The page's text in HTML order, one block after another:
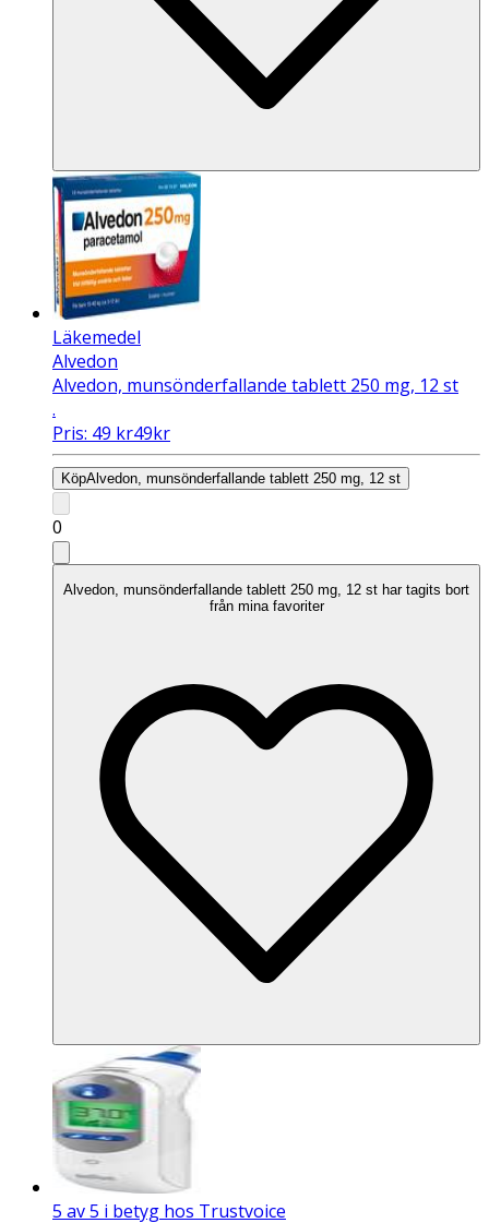
Läkemedel
Alvedon
Alvedon, munsönderfallande tablett 250 mg, 12 st
.
Pris: 49 kr49kr
KöpAlvedon, munsönderfallande tablett 250 mg, 12 st
0
Alvedon, munsönderfallande tablett 250 mg, 12 st har tagits bort
från mina favoriter
5 av 5 i betyg hos Trustvoice